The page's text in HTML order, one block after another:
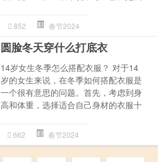
852 春节2024
圆脸冬天穿什么打底衣
14岁女生冬季怎么搭配衣服？ 对于14
岁的女生来说，在冬季如何搭配衣服是
一个很有意思的问题。首先，考虑到身
高和体重，选择适合自己身材的衣服十
662 春节2024